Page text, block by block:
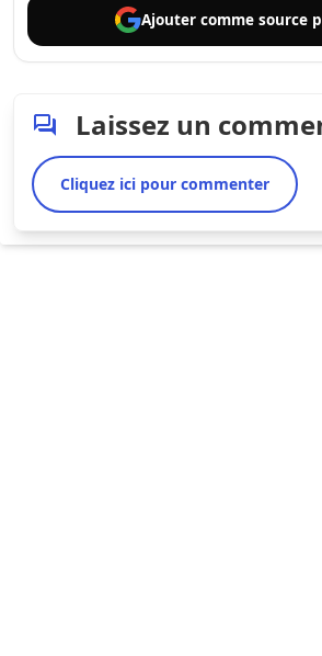
Ajouter comme source
Laissez un
Cliquez ici pour commenter